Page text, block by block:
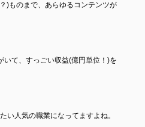
)ものまで、あらゆるコンテンツが
いて、すっごい収益(億円単位！)を
い人気の職業になってますよね。